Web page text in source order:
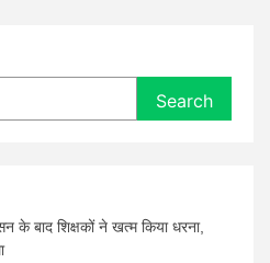
Search
के बाद शिक्षकों ने खत्म किया धरना,